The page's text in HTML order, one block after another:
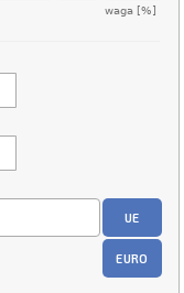
waga [%]
UE
EURO